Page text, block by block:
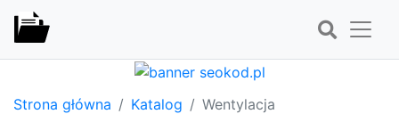
Strona główna Katalog Wentylacja